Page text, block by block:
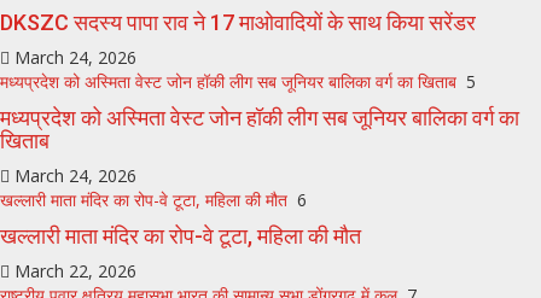
DKSZC सदस्य पापा राव ने 17 माओवादियों के साथ किया सरेंडर
March 24, 2026
मध्यप्रदेश को अस्मिता वेस्ट जोन हॉकी लीग सब जूनियर बालिका वर्ग का खिताब 5
मध्यप्रदेश को अस्मिता वेस्ट जोन हॉकी लीग सब जूनियर बालिका वर्ग का
खिताब
March 24, 2026
खल्लारी माता मंदिर का रोप-वे टूटा, महिला की मौत 6
खल्लारी माता मंदिर का रोप-वे टूटा, महिला की मौत
March 22, 2026